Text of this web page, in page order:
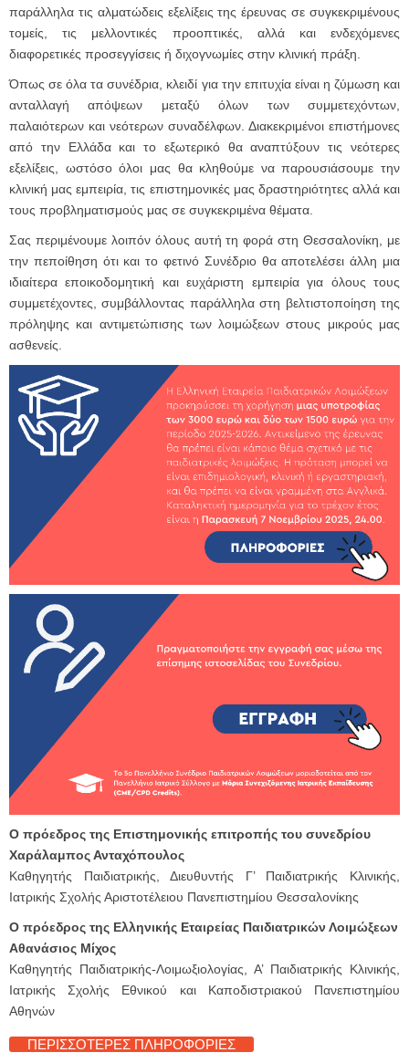
παράλληλα τις αλματώδεις εξελίξεις της έρευνας σε συγκεκριμένους
τομείς, τις μελλοντικές προοπτικές, αλλά και ενδεχόμενες
διαφορετικές προσεγγίσεις ή διχογνωμίες στην κλινική πράξη.
Όπως σε όλα τα συνέδρια, κλειδί για την επιτυχία είναι η ζύμωση και
ανταλλαγή απόψεων μεταξύ όλων των συμμετεχόντων,
παλαιότερων και νεότερων συναδέλφων. Διακεκριμένοι επιστήμονες
από την Ελλάδα και το εξωτερικό θα αναπτύξουν τις νεότερες
εξελίξεις, ωστόσο όλοι μας θα κληθούμε να παρουσιάσουμε την
κλινική μας εμπειρία, τις επιστημονικές μας δραστηριότητες αλλά και
τους προβληματισμούς μας σε συγκεκριμένα θέματα.
Σας περιμένουμε λοιπόν όλους αυτή τη φορά στη Θεσσαλονίκη, με
την πεποίθηση ότι και το φετινό Συνέδριο θα αποτελέσει άλλη μια
ιδιαίτερα εποικοδομητική και ευχάριστη εμπειρία για όλους τους
συμμετέχοντες, συμβάλλοντας παράλληλα στη βελτιστοποίηση της
πρόληψης και αντιμετώπισης των λοιμώξεων στους μικρούς μας
ασθενείς.
Ο πρόεδρος της Επιστημονικής επιτροπής του συνεδρίου
Χαράλαμπος Ανταχόπουλος
Καθηγητής Παιδιατρικής, Διευθυντής Γ’ Παιδιατρικής Κλινικής,
Ιατρικής Σχολής Αριστοτέλειου Πανεπιστημίου Θεσσαλονίκης
Ο πρόεδρος της Ελληνικής Εταιρείας Παιδιατρικών Λοιμώξεων
Αθανάσιος Μίχος
Καθηγητής Παιδιατρικής-Λοιμωξιολογίας, Α’ Παιδιατρικής Κλινικής,
Ιατρικής Σχολής Εθνικού και Καποδιστριακού Πανεπιστημίου
Αθηνών
ΠΕΡΙΣΣΟΤΕΡΕΣ ΠΛΗΡΟΦΟΡΙΕΣ